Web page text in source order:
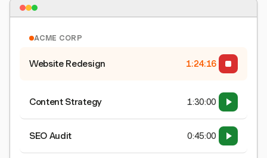
ACME CORP
Website Redesign 1:24:16
Content Strategy 1:30:00
SEO Audit 0:45:00